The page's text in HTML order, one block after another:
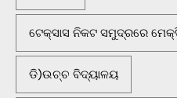
ଟେକ୍ସାସ ନିକଟ ସମୁଦ୍ରରେ
ଡି)ଉଚ୍ଚ ବିଦ୍ୟାଳୟ